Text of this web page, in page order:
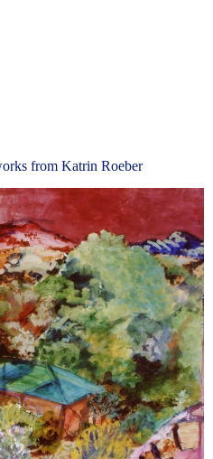
fromKatrin Roeber